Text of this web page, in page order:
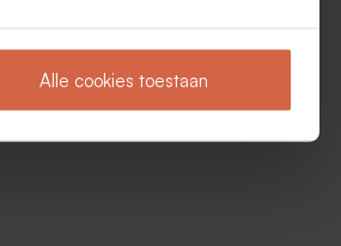
Alle cookies toestaan